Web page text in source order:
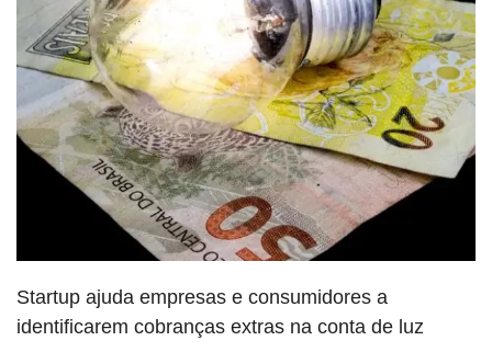
Startup ajuda empresas e consumidores a
identificarem cobranças extras na conta de luz